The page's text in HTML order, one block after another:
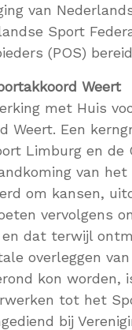
van
Sport
(POS)
Weert
met Huis
Weert. Een
Limburg en
van het
om kansen,
vervolgens
dat terwijl
overleggen
kon
tot het
bij